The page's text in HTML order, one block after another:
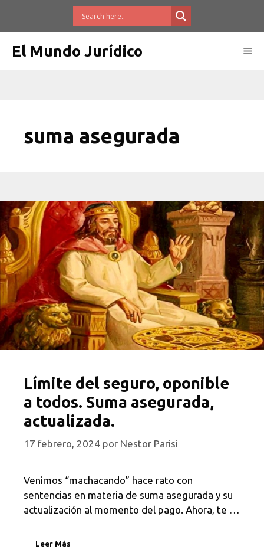
El Mundo Jurídico
suma asegurada
Límite del seguro, oponible
a todos. Suma asegurada,
actualizada.
17 febrero, 2024 por Nestor Parisi
Venimos “machacando” hace rato con
sentencias en materia de suma asegurada y su
actualización al momento del pago. Ahora, te …
Leer Más